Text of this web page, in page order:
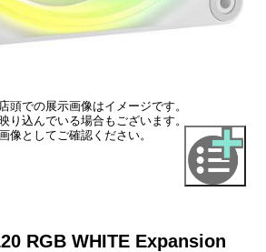
頭での展示画像はイメージです。
り込んでいる場合もございます。
像としてご確認ください。
RGB WHITE Expansion